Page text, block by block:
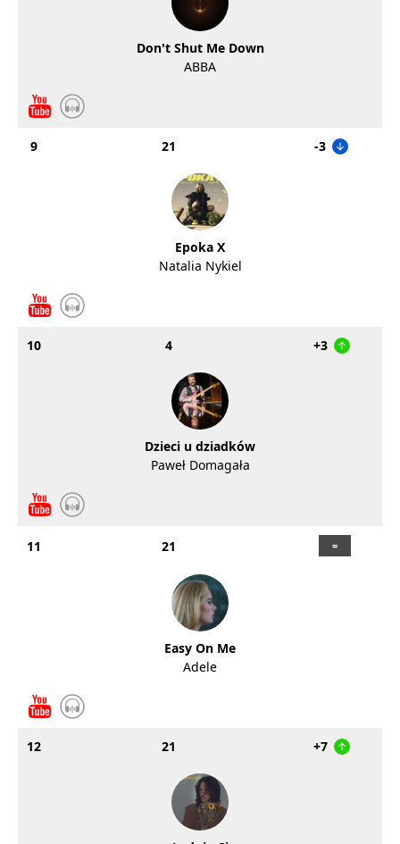
Don't Shut Me Down
ABBA
9 21 -3
Epoka X
Natalia Nykiel
10 4 +3
Dzieci u dziadków
Paweł Domagała
11 21
Easy On Me
Adele
12 21 +7